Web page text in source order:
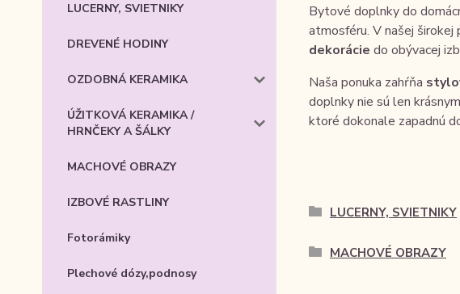
LUCERNY, SVIETNIKY
DREVENÉ HODINY
OZDOBNÁ KERAMIKA
ÚŽITKOVÁ KERAMIKA /
HRNČEKY A ŠÁLKY
MACHOVÉ OBRAZY
IZBOVÉ RASTLINY
Fotorámiky
Plechové dózy,podnosy
Bytové doplnky do
atmosféru. V našej širokej
dekorácie do obývacej
Naša ponuka zahŕňa
doplnky nie sú len
ktoré dokonale zapadnú
LUCERNY, SVIETNIKY
MACHOVÉ OBRAZY